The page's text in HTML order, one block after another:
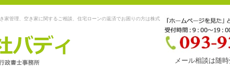
家管理、空き家に関するご相談、住宅ローンの返済でお困りの方は株式
メール相談は随